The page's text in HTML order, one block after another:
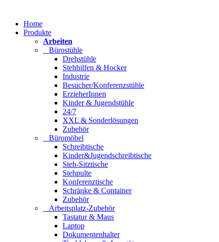
Home
Produkte
Arbeiten
Bürostühle
Drehstühle
Stehhilfen & Hocker
Industrie
Besucher/Konferenzstühle
ErzieherInnen
Kinder & Jugendstühle
24/7
XXL & Sonderlösungen
Zubehör
Büromöbel
Schreibtische
Kinder&Jugendschreibtische
Steh-Sitztische
Stehpulte
Konferenztische
Schränke & Container
Zubehör
Arbeitsplatz-Zubehör
Tastatur & Maus
Laptop
Dokumentenhalter